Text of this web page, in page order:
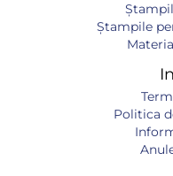
Ștampile
Politica